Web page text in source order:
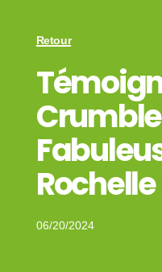
Retour
Rochelle
06/20/2024